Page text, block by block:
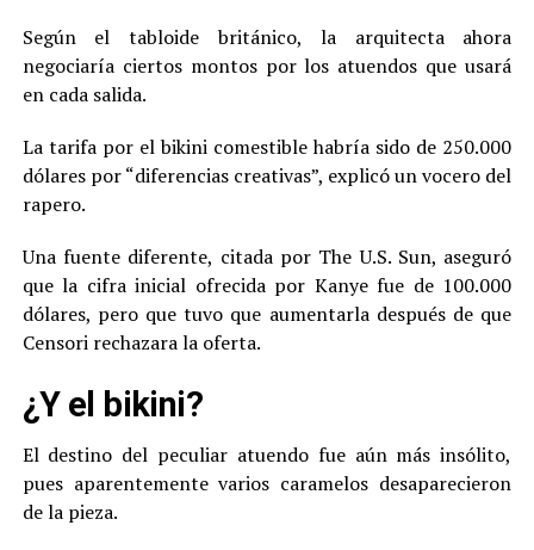
Según el tabloide británico, la arquitecta ahora
negociaría ciertos montos por los atuendos que usará
en cada salida.
La tarifa por el bikini comestible habría sido de 250.000
dólares por “diferencias creativas”, explicó un vocero del
rapero.
Una fuente diferente, citada por The U.S. Sun, aseguró
que la cifra inicial ofrecida por Kanye fue de 100.000
dólares, pero que tuvo que aumentarla después de que
Censori rechazara la oferta.
¿Y el bikini?
El destino del peculiar atuendo fue aún más insólito,
pues aparentemente varios caramelos desaparecieron
de la pieza.